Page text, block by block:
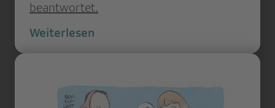
beantwortet.
Weiterlesen